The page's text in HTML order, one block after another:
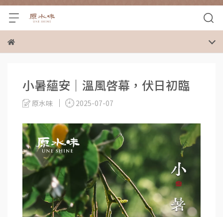
小暑蘊安｜溫風啓幕，伏日初臨
原水味 2025-07-07